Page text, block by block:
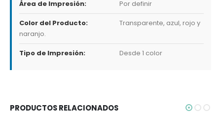
Área de Impresión: Por definir
Color del Producto:
Transparente, azul, rojo y
naranjo.
Tipo de Impresión: Desde 1 color
PRODUCTOS RELACIONADOS